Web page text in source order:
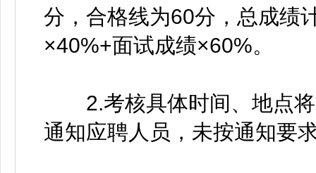
分，合格线为60分，总成绩
×40%+面试成绩×60%。
2.考核具体时间、地点将
通知应聘人员，未按通知要